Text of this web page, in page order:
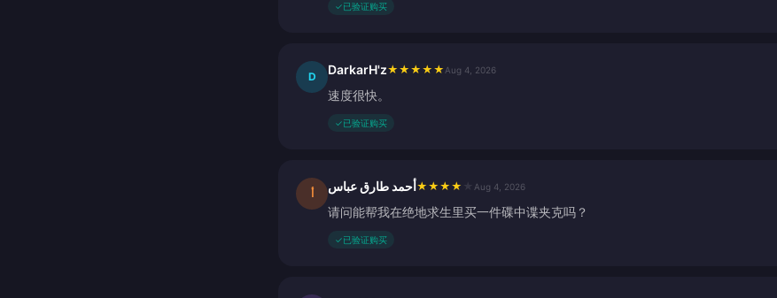
✓已验证购买
D DarkarH'z★ ★ ★ ★ ★ Aug 4, 2026
速度很快。
✓已验证购买
أ أحمد طارق عباس★ ★ ★ ★ Aug 4, 2026
请问能帮我在绝地求生里买一件碟中谍夹克吗？
✓已验证购买